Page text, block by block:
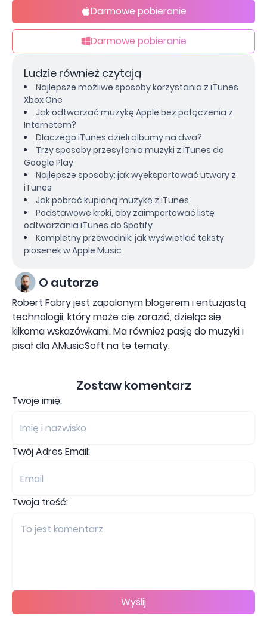
Darmowe pobieranie
Darmowe pobieranie
Ludzie również czytają
Najlepsze możliwe sposoby korzystania z iTunes
Xbox One
Jak odtwarzać muzykę Apple bez połączenia z
Internetem?
Dlaczego iTunes dzieli albumy na dwa?
Trzy sposoby przesyłania muzyki z iTunes do
Google Play
Najlepsze sposoby: jak wyeksportować utwory z
iTunes
Jak pobrać kupioną muzykę z iTunes
Podstawowe kroki, aby zaimportować listę
odtwarzania iTunes do Spotify
Kompletny przewodnik: jak wyświetlać teksty
piosenek w Apple Music
O autorze
Robert Fabry jest zapalonym blogerem i entuzjastą
technologii, który może cię zarazić, dzieląc się
kilkoma wskazówkami. Ma również pasję do muzyki i
pisał dla AMusicSoft na te tematy.
Zostaw komentarz
Twoje imię:
Twój Adres Email:
Twoja treść:
Wyślij